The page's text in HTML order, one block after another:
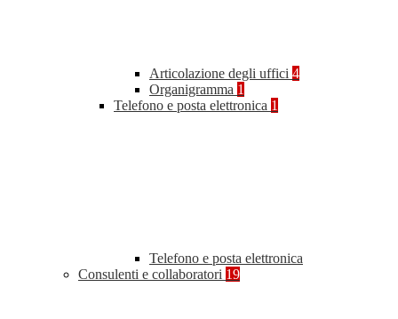
Articolazione degli uffici 4
Organigramma 1
Telefono e posta elettronica 1
Telefono e posta elettronica
Consulenti e collaboratori 19